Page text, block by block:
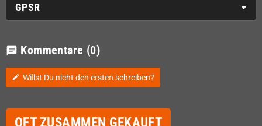
GPSR
chat Kommentare (0)
edit Willst Du nicht den ersten schreiben?
OFT ZUSAMMEN GEKAUFT